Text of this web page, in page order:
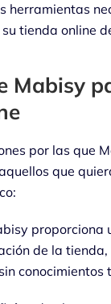
herramientas
tienda online
Mabisy
por las que
que
proporciona
de la tienda,
conocimientos